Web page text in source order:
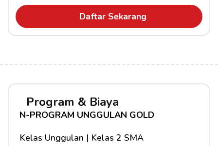
Daftar Sekarang
Program & Biaya
N-PROGRAM UNGGULAN GOLD
Kelas Unggulan | Kelas 2 SMA